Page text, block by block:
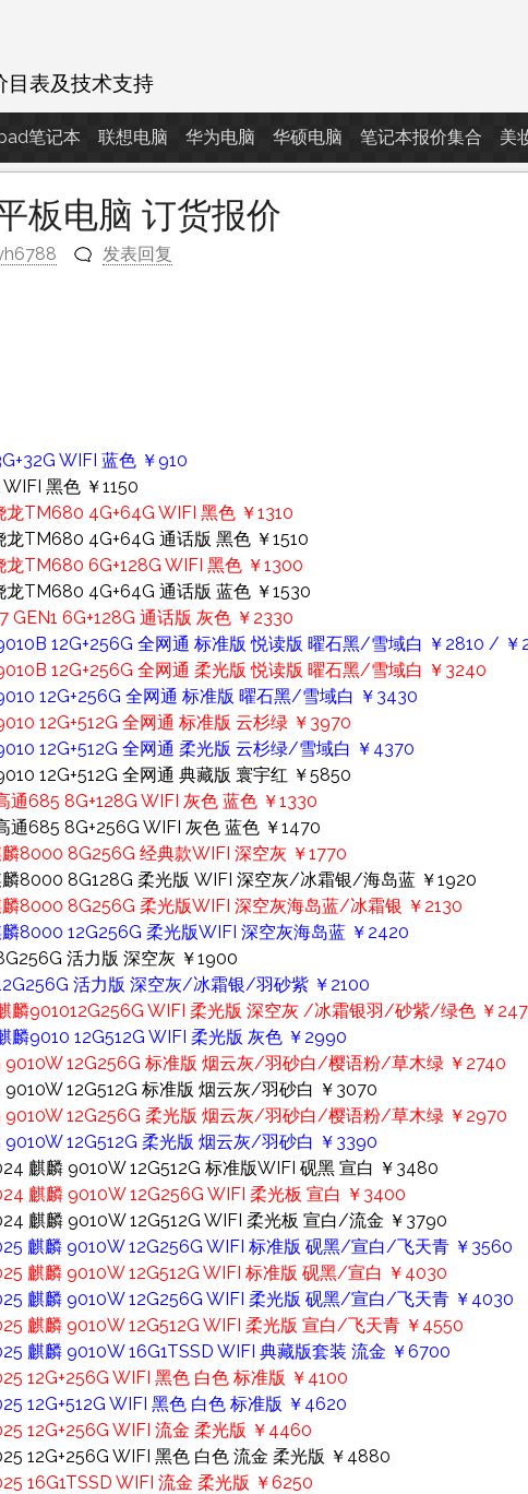
目表及技术支持
笔记本 联想电脑 华为电脑 华硕电脑 笔记本报价集合 美
板电脑 订货报价
发表回复
WIFI 蓝色 ￥910
黑色 ￥1150
TM680 4G+64G WIFI 黑色 ￥1310
TM680 4G+64G 通话版 黑色 ￥1510
TM680 6G+128G WIFI 黑色 ￥1300
龙TM680 4G+64G 通话版 蓝色 ￥1530
GEN1 6G+128G 通话版 灰色 ￥2330
12G+256G 全网通 标准版 悦读版 曜石黑/雪域白 ￥2810 / ￥
12G+256G 全网通 柔光版 悦读版 曜石黑/雪域白 ￥3240
12G+256G 全网通 标准版 曜石黑/雪域白 ￥3430
12G+512G 全网通 标准版 云杉绿 ￥3970
12G+512G 全网通 柔光版 云杉绿/雪域白 ￥4370
12G+512G 全网通 典藏版 寰宇红 ￥5850
通685 8G+128G WIFI 灰色 蓝色 ￥1330
通685 8G+256G WIFI 灰色 蓝色 ￥1470
8000 8G256G 经典款WIFI 深空灰 ￥1770
麟8000 8G128G 柔光版 WIFI 深空灰/冰霜银/海岛蓝 ￥1920
麟8000 8G256G 柔光版WIFI 深空灰海岛蓝/冰霜银 ￥2130
8000 12G256G 柔光版WIFI 深空灰海岛蓝 ￥2420
活力版 深空灰 ￥1900
活力版 深空灰/冰霜银/羽砂紫 ￥2100
麟901012G256G WIFI 柔光版 深空灰 /冰霜银羽/砂紫/绿色 ￥
麟9010 12G512G WIFI 柔光版 灰色 ￥2990
9010W 12G256G 标准版 烟云灰/羽砂白/樱语粉/草木绿 ￥2740
12G512G 标准版 烟云灰/羽砂白 ￥3070
9010W 12G256G 柔光版 烟云灰/羽砂白/樱语粉/草木绿 ￥2970
12G512G 柔光版 烟云灰/羽砂白 ￥3390
麒麟 9010W 12G512G 标准版WIFI 砚黑 宣白 ￥3480
麒麟 9010W 12G256G WIFI 柔光板 宣白 ￥3400
麒麟 9010W 12G512G WIFI 柔光板 宣白/流金 ￥3790
麒麟 9010W 12G256G WIFI 标准版 砚黑/宣白/飞天青 ￥3560
麒麟 9010W 12G512G WIFI 标准版 砚黑/宣白 ￥4030
麒麟 9010W 12G256G WIFI 柔光版 砚黑/宣白/飞天青 ￥4030
麒麟 9010W 12G512G WIFI 柔光版 宣白/飞天青 ￥4550
麒麟 9010W 16G1TSSD WIFI 典藏版套装 流金 ￥6700
12G+256G WIFI 黑色 白色 标准版 ￥4100
12G+512G WIFI 黑色 白色 标准版 ￥4620
12G+256G WIFI 流金 柔光版 ￥4460
12G+256G WIFI 黑色 白色 流金 柔光版 ￥4880
16G1TSSD WIFI 流金 柔光版 ￥6250